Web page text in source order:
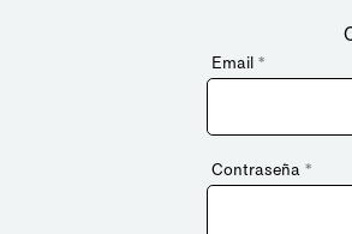
Email *
Contraseña *